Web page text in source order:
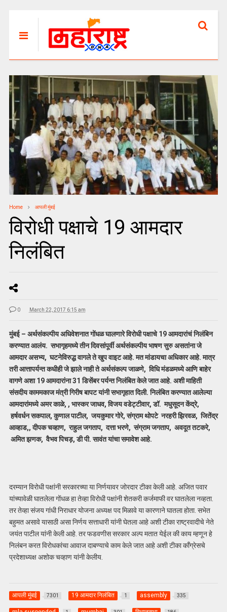
Home आपली मुंबई
विरोधी पक्षाचे 19 आमदार
निलंबित
0 March 22, 2017 6:15 am
मुंबई – अर्थसंकल्पीय अधिवेशनात गोंधळ घालणारे विरोधी पक्षाचे 19 आमदारांचं निलंबिन
करण्यात आलंय. सभागृहमध्ये तीन दिवसांपूर्वी अर्थसंकल्पीय भाषण सुरु असतांना जे
आमदार असभ्य, घटनेविरुद्ध वागले ते खुप वाइट आहे. मत मांडायचा अधिकार आहे. मात्र
तरी आत्तापर्यन्त कधीही जे झाले नाही ते अर्थसंकल्प जाळणे, विधि मंडळमध्ये आणि बाहेर
वागणे अशा 19 आमदारांना 31 डिसेंबर पर्यन्त निलंबित केले जात आहे. अशी माहिती
संसदीय काममकाज मंत्री गिरीष बापट यांनी सभागृहात दिली. निलंबित करण्यात आलेल्या
आमदारांमध्ये अमर काळे, , भास्कर जाधव, विजय वडेट्टीवार, डॉ. मधुसूदन केंद्रे,
हर्षवर्धन सकपाल, कुणाल पाटील, जयकुमार गोरे, संग्राम थोपटे नरहरी झिरवळ, जितेंद्र
आव्हाड,, दीपक चव्हाण, राहुल जगताप, दत्ता भरणे, संग्राम जगताप, अवदूत तटकरे,
अमित झणक, वैभव पिचड़, डी पी. सावंत यांचा समावेश आहे.
दरम्यान विरोधी पक्षांनी सरकारच्या या निर्णयावर जोरदार टीका केली आहे. अजित पवार
यांच्यावेळी घातलेला गोंधळ हा तेव्हा विरोधी पक्षांनी शेतकरी कर्जमाफी वर घातलेला नव्हता.
तर तेव्हा संजय गांधी निराधार योजना अध्यक्ष पद मिळावे या कारणाने घातला होता. सभेत
बहुमत असावे यासाठी असा निर्णय सत्ताधारी यांनी घेतला आहे अशी टीका राष्ट्रवादीचे नेते
जयंत पाटील यांनी केली आहे. तर फडवणीस सरकार अल्प मतात येईल की काय म्हणून हे
निलंबन करत विरोधकांचा आवाज दाबण्याचे काम केले जात आहे अशी टीका काँग्रेसचे
प्रदेशाध्यक्ष अशोक चव्हाण यांनी केलीय.
आपली मुंबई 7301 19 आमदार निलंबित 1 assembly 335